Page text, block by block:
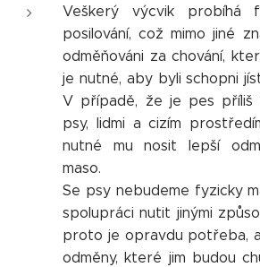
Veškerý výcvik probíhá
posilování, což mimo jiné
odměňováni za chování,
je nutné, aby byli schopni
V případě, že je pes příliš
psy, lidmi a cizím
nutné mu nosit lepší
maso.
Se psy nebudeme fyzicky
spolupráci nutit jinými
proto je opravdu potřeba,
odměny, které jim budou